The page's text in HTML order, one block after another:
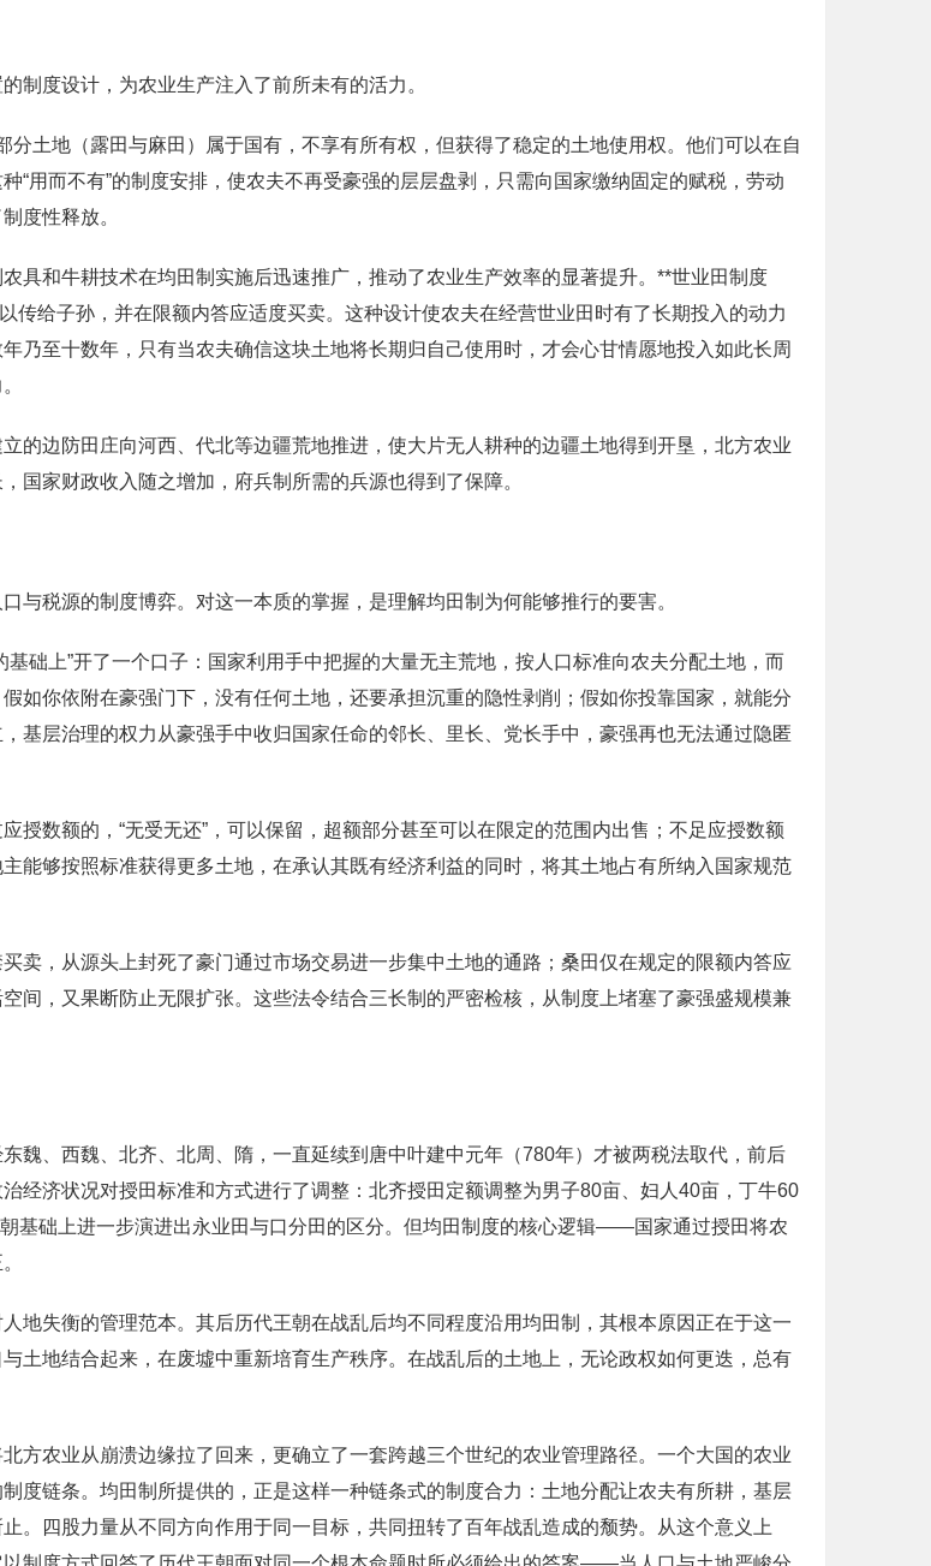
制度设计，为农业生产注入了前所未有的活力。
土地（露田与麻田）属于国有，不享有所有权，但获得了稳定的土地使用权。他们可以在自
“用而不有”的制度安排，使农夫不再受豪强的层层盘剥，只需向国家缴纳固定的赋税，劳动
度性释放。
具和牛耕技术在均田制实施后迅速推广，推动了农业生产效率的显著提升。**世业田制度
传给子孙，并在限额内答应适度买卖。这种设计使农夫在经营世业田时有了长期投入的动力
至十数年，只有当农夫确信这块土地将长期归自己使用时，才会心甘情愿地投入如此长周
的边防田庄向河西、代北等边疆荒地推进，使大片无人耕种的边疆土地得到开垦，北方农业
国家财政收入随之增加，府兵制所需的兵源也得到了保障。
与税源的制度博弈。对这一本质的掌握，是理解均田制为何能够推行的要害。
础上”开了一个口子：国家利用手中把握的大量无主荒地，按人口标准向农夫分配土地，而
如你依附在豪强门下，没有任何土地，还要承担沉重的隐性剥削；假如你投靠国家，就能分
基层治理的权力从豪强手中收归国家任命的邻长、里长、党长手中，豪强再也无法通过隐匿
授数额的，“无受无还”，可以保留，超额部分甚至可以在限定的范围内出售；不足应授数额
能够按照标准获得更多土地，在承认其既有经济利益的同时，将其土地占有所纳入国家规范
卖，从源头上封死了豪门通过市场交易进一步集中土地的通路；桑田仅在规定的限额内答应
间，又果断防止无限扩张。这些法令结合三长制的严密检核，从制度上堵塞了豪强盛规模兼
魏、西魏、北齐、北周、隋，一直延续到唐中叶建中元年（780年）才被两税法取代，前后
经济状况对授田标准和方式进行了调整：北齐授田定额调整为男子80亩、妇人40亩，丁牛60
基础上进一步演进出永业田与口分田的区分。但均田制度的核心逻辑——国家通过授田将农
地失衡的管理范本。其后历代王朝在战乱后均不同程度沿用均田制，其根本原因正在于这一
地结合起来，在废墟中重新培育生产秩序。在战乱后的土地上，无论政权如何更迭，总有
方农业从崩溃边缘拉了回来，更确立了一套跨越三个世纪的农业管理路径。一个大国的农业
度链条。均田制所提供的，正是这样一种链条式的制度合力：土地分配让农夫有所耕，基层
。四股力量从不同方向作用于同一目标，共同扭转了百年战乱造成的颓势。从这个意义上